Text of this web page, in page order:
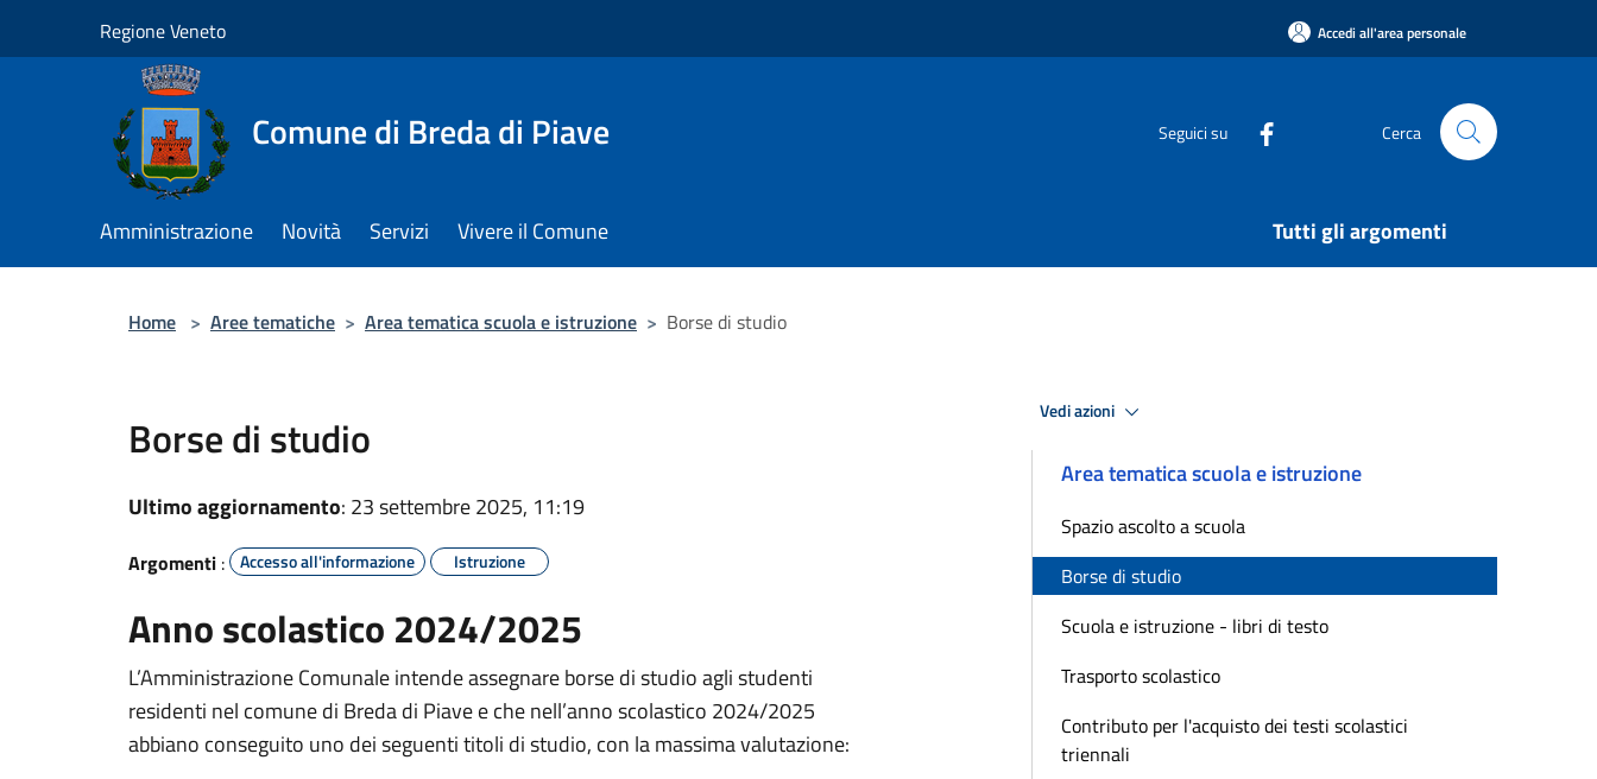
Regione Veneto Accedi all'area personale
Comune di Breda di Piave Seguici su Cerca
Amministrazione Novità Servizi Vivere il Comune Tutti gli argomenti
Home > Aree tematiche > Area tematica scuola e istruzione > Borse di studio
Borse di studio
Ultimo aggiornamento: 23 settembre 2025, 11:19
Argomenti : Accesso all'informazione Istruzione
Anno scolastico 2024/2025
L’Amministrazione Comunale intende assegnare borse di studio agli studenti
residenti nel comune di Breda di Piave e che nell’anno scolastico 2024/2025
abbiano conseguito uno dei seguenti titoli di studio, con la massima valutazione:
Vedi azioni
Area tematica scuola e istruzione
Spazio ascolto a scuola
Borse di studio
Scuola e istruzione - libri di testo
Trasporto scolastico
Contributo per l'acquisto dei testi scolastici
triennali